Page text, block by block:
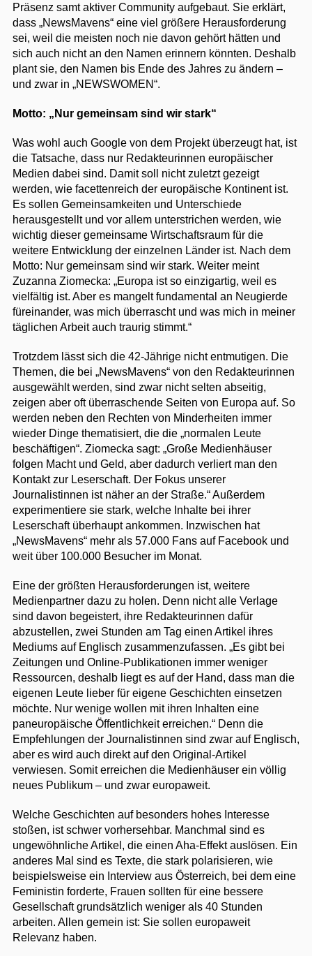
Präsenz samt aktiver Community aufgebaut. Sie erklärt,
dass „NewsMavens“ eine viel größere Herausforderung
sei, weil die meisten noch nie davon gehört hätten und
sich auch nicht an den Namen erinnern könnten. Deshalb
plant sie, den Namen bis Ende des Jahres zu ändern –
und zwar in „NEWSWOMEN“.
Motto: „Nur gemeinsam sind wir stark“
Was wohl auch Google von dem Projekt überzeugt hat, ist
die Tatsache, dass nur Redakteurinnen europäischer
Medien dabei sind. Damit soll nicht zuletzt gezeigt
werden, wie facettenreich der europäische Kontinent ist.
Es sollen Gemeinsamkeiten und Unterschiede
herausgestellt und vor allem unterstrichen werden, wie
wichtig dieser gemeinsame Wirtschaftsraum für die
weitere Entwicklung der einzelnen Länder ist. Nach dem
Motto: Nur gemeinsam sind wir stark. Weiter meint
Zuzanna Ziomecka: „Europa ist so einzigartig, weil es
vielfältig ist. Aber es mangelt fundamental an Neugierde
füreinander, was mich überrascht und was mich in meiner
täglichen Arbeit auch traurig stimmt.“
Trotzdem lässt sich die 42-Jährige nicht entmutigen. Die
Themen, die bei „NewsMavens“ von den Redakteurinnen
ausgewählt werden, sind zwar nicht selten abseitig,
zeigen aber oft überraschende Seiten von Europa auf. So
werden neben den Rechten von Minderheiten immer
wieder Dinge thematisiert, die die „normalen Leute
beschäftigen“. Ziomecka sagt: „Große Medienhäuser
folgen Macht und Geld, aber dadurch verliert man den
Kontakt zur Leserschaft. Der Fokus unserer
Journalistinnen ist näher an der Straße.“ Außerdem
experimentiere sie stark, welche Inhalte bei ihrer
Leserschaft überhaupt ankommen. Inzwischen hat
„NewsMavens“ mehr als 57.000 Fans auf Facebook und
weit über 100.000 Besucher im Monat.
Eine der größten Herausforderungen ist, weitere
Medienpartner dazu zu holen. Denn nicht alle Verlage
sind davon begeistert, ihre Redakteurinnen dafür
abzustellen, zwei Stunden am Tag einen Artikel ihres
Mediums auf Englisch zusammenzufassen. „Es gibt bei
Zeitungen und Online-Publikationen immer weniger
Ressourcen, deshalb liegt es auf der Hand, dass man die
eigenen Leute lieber für eigene Geschichten einsetzen
möchte. Nur wenige wollen mit ihren Inhalten eine
paneuropäische Öffentlichkeit erreichen.“ Denn die
Empfehlungen der Journalistinnen sind zwar auf Englisch,
aber es wird auch direkt auf den Original-Artikel
verwiesen. Somit erreichen die Medienhäuser ein völlig
neues Publikum – und zwar europaweit.
Welche Geschichten auf besonders hohes Interesse
stoßen, ist schwer vorhersehbar. Manchmal sind es
ungewöhnliche Artikel, die einen Aha-Effekt auslösen. Ein
anderes Mal sind es Texte, die stark polarisieren, wie
beispielsweise ein Interview aus Österreich, bei dem eine
Feministin forderte, Frauen sollten für eine bessere
Gesellschaft grundsätzlich weniger als 40 Stunden
arbeiten. Allen gemein ist: Sie sollen europaweit
Relevanz haben.